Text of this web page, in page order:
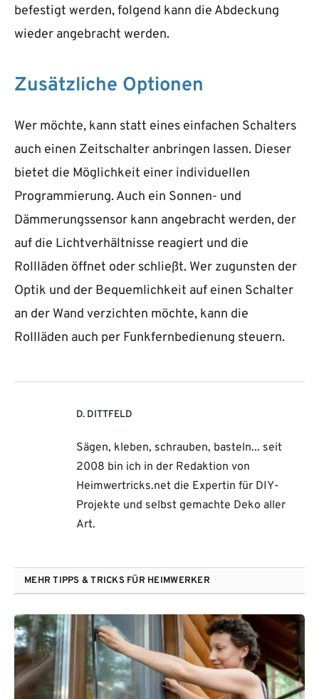
befestigt werden, folgend kann die Abdeckung
wieder angebracht werden.
Zusätzliche Optionen
Wer möchte, kann statt eines einfachen Schalters
auch einen Zeitschalter anbringen lassen. Dieser
bietet die Möglichkeit einer individuellen
Programmierung. Auch ein Sonnen- und
Dämmerungssensor kann angebracht werden, der
auf die Lichtverhältnisse reagiert und die
Rollläden öffnet oder schließt. Wer zugunsten der
Optik und der Bequemlichkeit auf einen Schalter
an der Wand verzichten möchte, kann die
Rollläden auch per Funkfernbedienung steuern.
D. DITTFELD
Sägen, kleben, schrauben, basteln... seit
2008 bin ich in der Redaktion von
Heimwertricks.net die Expertin für DIY-
Projekte und selbst gemachte Deko aller
Art.
MEHR TIPPS & TRICKS FÜR HEIMWERKER